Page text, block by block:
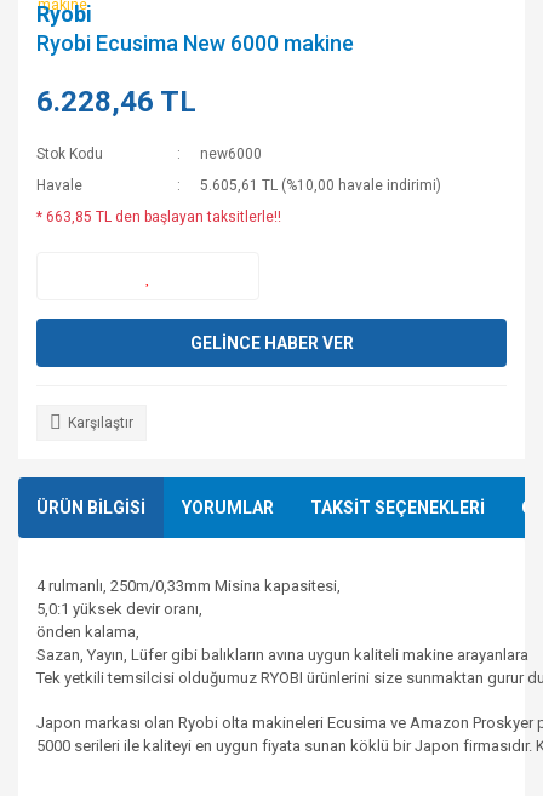
Ryobi
Ryobi Ecusima New 6000 makine
6.228,46 TL
Stok Kodu
new6000
Havale
5.605,61 TL (%10,00 havale indirimi)
* 663,85 TL den başlayan taksitlerle!!
GELİNCE HABER VER
Karşılaştır
ÜRÜN BİLGİSİ YORUMLAR TAKSİT SEÇENEKLERİ
4rulmanlı, 250m/0,33mm Misina kapasitesi,
5,0:1 yüksek devir oranı,
önden kalama,
Sazan, Yayın, Lüfer gibi balıkların avına uygun kaliteli makine arayanlara
Tek yetkili temsilcisi olduğumuz RYOBI ürünlerini size sunmaktan gurur
Japon markası olan Ryobi olta makineleri Ecusima ve Amazon Proskyer
5000 serileri ile kaliteyi en uygun fiyata sunan köklü bir Japon firmasıdır.